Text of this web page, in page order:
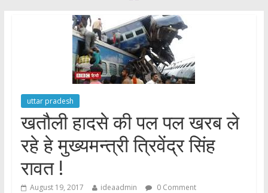
uttar pradesh
खतौली हादसे की पल पल खरब ले
रहे हे मुख्यमन्त्री त्रिवेंद्र सिंह
रावत !
August 19, 2017 ideaadmin 0 Comment